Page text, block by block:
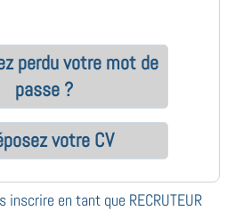
perdu votre mot de
passe ?
votre CV
inscrire en tant que RECRUTEUR